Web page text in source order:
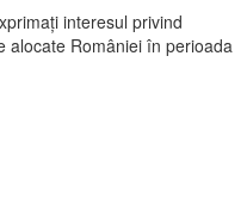
interesul privind
alocate României în perioada